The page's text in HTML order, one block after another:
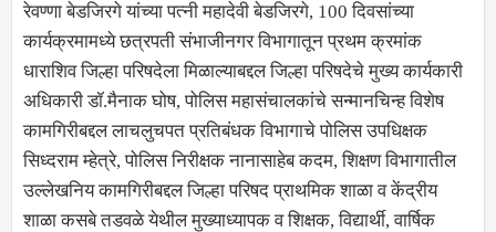
रेवण्णा बेडजिरगे यांच्या पत्नी महादेवी बेडजिरगे, 100 दिवसांच्या
कार्यक्रमामध्ये छत्रपती संभाजीनगर विभागातून प्रथम क्रमांक
धाराशिव जिल्हा परिषदेला मिळाल्याबद्दल जिल्हा परिषदेचे मुख्य कार्यकारी
अधिकारी डॉ.मैनाक घोष, पोलिस महासंचालकांचे सन्मानचिन्ह विशेष
कामगिरीबद्दल लाचलुचपत प्रतिबंधक विभागाचे पोलिस उपधिक्षक
सिध्दराम म्हेत्रे, पोलिस निरीक्षक नानासाहेब कदम, शिक्षण विभागातील
उल्लेखनिय कामगिरीबद्दल जिल्हा परिषद प्राथमिक शाळा व केंद्रीय
शाळा कसबे तडवळे येथील मुख्याध्यापक व शिक्षक, विद्यार्थी, वार्षिक